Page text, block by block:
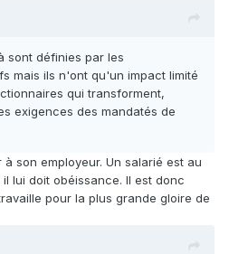
sont définies par les
mais ils n'ont qu'un impact limité
qui transforment,
exigences des mandatés de
son employeur. Un salarié est au
lui doit obéissance. Il est donc
pour la plus grande gloire de